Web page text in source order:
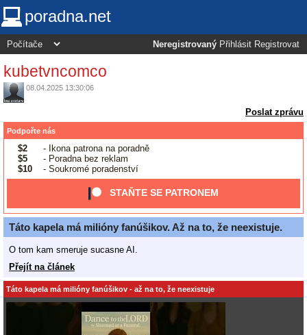
poradna.net
Neregistrovaný Přihlásit Registrovat
kubetvncomco
08.04.2025 13:30:06
Poslat zprávu
Podpořte nás
$2
- Ikona patrona na poradně
$5
- Poradna bez reklam
$10
- Soukromé poradenství
STAŇTE SE PATRONEM
Táto kapela má milióny fanúšikov. Až na to, že neexistuje.
O tom kam smeruje sucasne AI.
Přejít na článek
Táto kapela má milióny fanúšikov - až na to, že neexistuje